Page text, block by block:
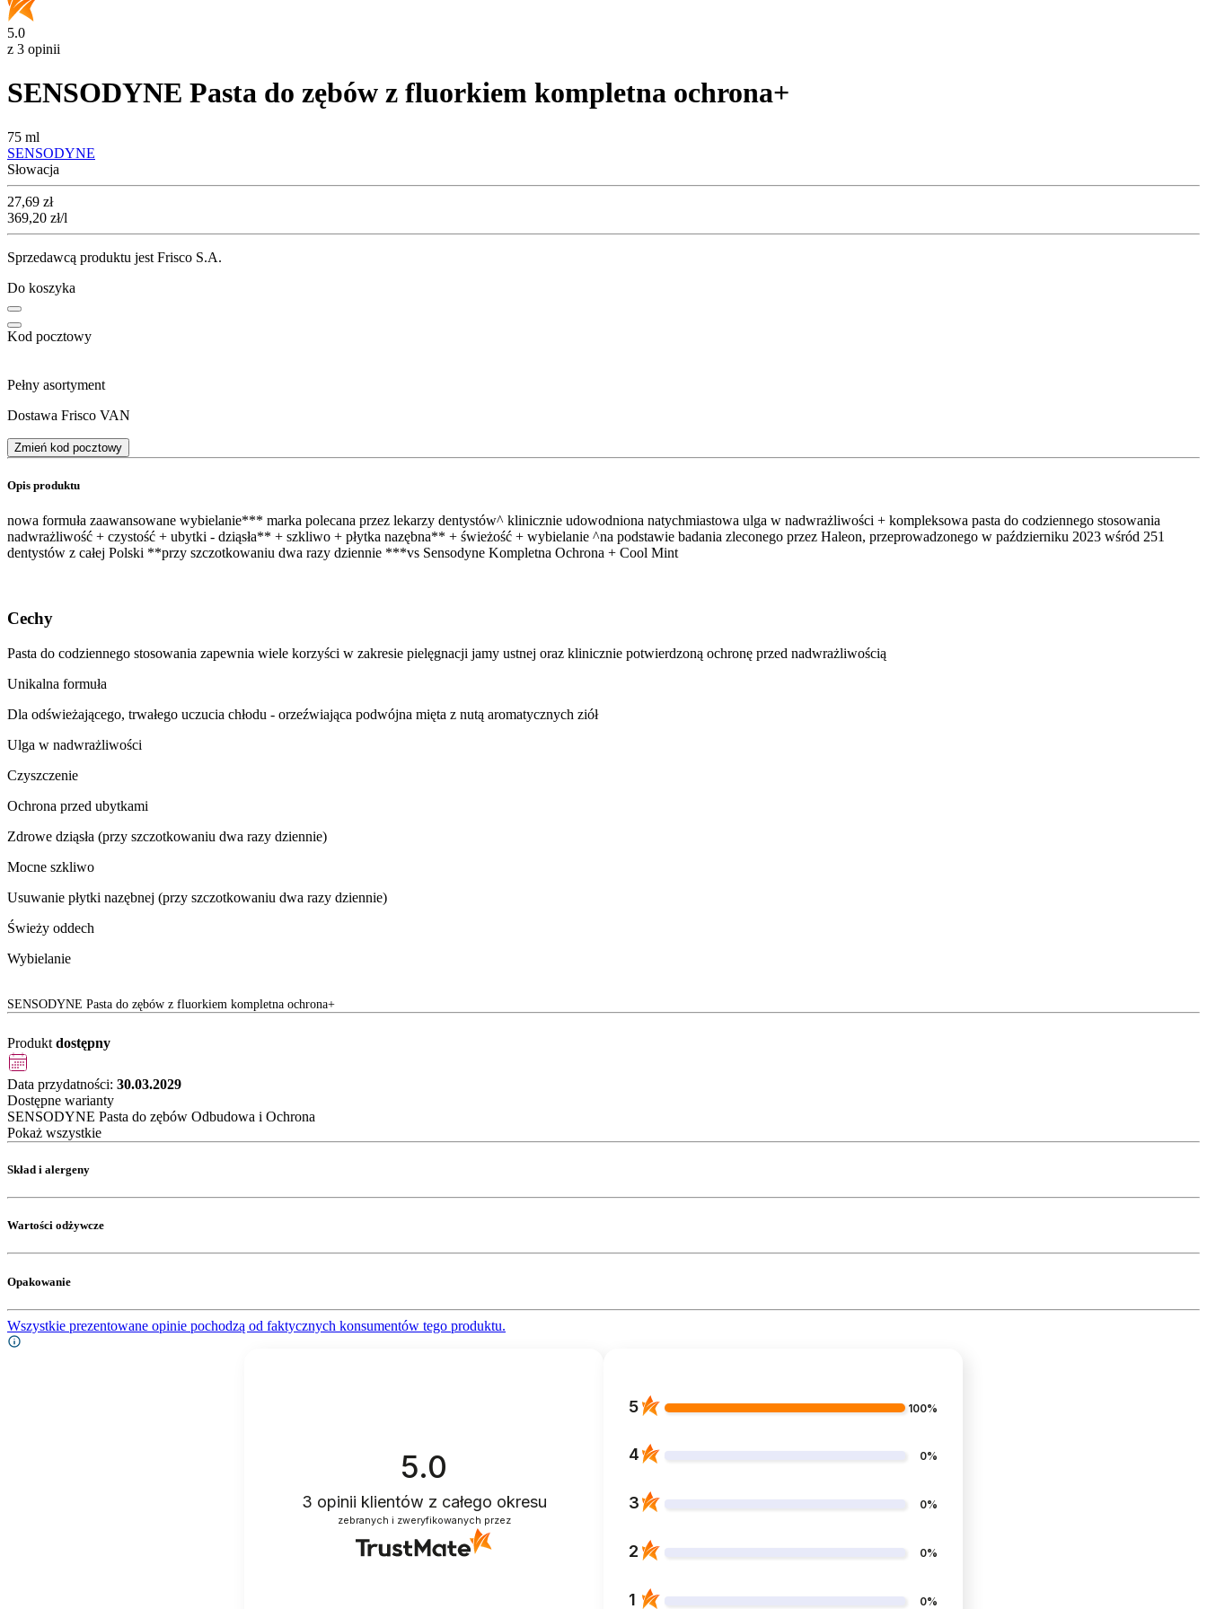
5.0
z 3 opinii
SENSODYNE Pasta do zębów z fluorkiem kompletna ochrona+
75 ml
SENSODYNE
Słowacja
Cena
27,69 zł
369,20 zł/l
Sprzedawcą produktu jest Frisco S.A.
Do koszyka
Kod pocztowy
Pełny asortyment
Dostawa Frisco VAN
Zmień kod pocztowy
Opis produktu
nowa formuła zaawansowane wybielanie*** marka polecana przez lekarzy dentystów^ klinicznie udowodniona natychmiastowa ulga w nadwrażliwości + kompleksowa pasta do codziennego stosowania
nadwrażliwość + czystość + ubytki - dziąsła** + szkliwo + płytka nazębna** + świeżość + wybielanie ^na podstawie badania zleconego przez Haleon, przeprowadzonego w październiku 2023 wśród 251
dentystów z całej Polski **przy szczotkowaniu dwa razy dziennie ***vs Sensodyne Kompletna Ochrona + Cool Mint
Cechy
Pasta do codziennego stosowania zapewnia wiele korzyści w zakresie pielęgnacji jamy ustnej oraz klinicznie potwierdzoną ochronę przed nadwrażliwością
Unikalna formuła
Dla odświeżającego, trwałego uczucia chłodu - orzeźwiająca podwójna mięta z nutą aromatycznych ziół
Ulga w nadwrażliwości
Czyszczenie
Ochrona przed ubytkami
Zdrowe dziąsła (przy szczotkowaniu dwa razy dziennie)
Mocne szkliwo
Usuwanie płytki nazębnej (przy szczotkowaniu dwa razy dziennie)
Świeży oddech
Wybielanie
SENSODYNE Pasta do zębów z fluorkiem kompletna ochrona+
Produkt dostępny
Data przydatności: 30.03.2029
Dostępne warianty
SENSODYNE Pasta do zębów Odbudowa i Ochrona
Pokaż wszystkie
Skład i alergeny
Wartości odżywcze
Opakowanie
Wszystkie prezentowane opinie pochodzą od faktycznych konsumentów tego produktu.
5.0
3 opinii klientów z całego okresu
zebranych i zweryfikowanych przez
5 100%
4 0%
3 0%
2 0%
1 0%